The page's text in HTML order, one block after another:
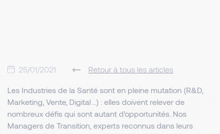
25/01/2021 Retour à tous les articles
Les Industries de la Santé sont en pleine mutation (R&D,
Marketing, Vente, Digital …) : elles doivent relever de
nombreux défis qui sont autant d’opportunités. Nos
Managers de Transition, experts reconnus dans leurs